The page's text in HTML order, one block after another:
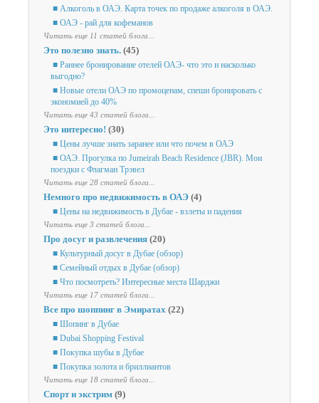
■ Алкоголь в ОАЭ. Карта точек по продаже алкоголя в ОАЭ.
■ ОАЭ - рай для кофеманов
Читать еще 11 статей блога...
Это полезно знать. (45)
■ Раннее бронирование отелей ОАЭ- что это и насколько
выгодно?
■ Новые отели ОАЭ по промоценам, спеши бронировать с
экономией до 40%
Читать еще 43 статей блога...
Это интересно! (30)
■ Цены лучше знать заранее или что почем в ОАЭ
■ ОАЭ. Прогулка по Jumeirah Beach Residence (JBR). Мои
поездки с Флагман Трэвел
Читать еще 28 статей блога...
Немного про недвижимость в ОАЭ (4)
■ Цены на недвижимость в Дубае - взлеты и падения
Читать еще 3 статей блога...
Про досуг и развлечения (20)
■ Культурный досуг в Дубае (обзор)
■ Семейный отдых в Дубае (обзор)
■ Что посмотреть? Интересные места Шарджи
Читать еще 17 статей блога...
Все про шоппинг в Эмиратах (22)
■ Шопинг в Дубае
■ Dubai Shopping Festival
■ Покупка шубы в Дубае
■ Покупка золота и бриллиантов
Читать еще 18 статей блога...
Спорт и экстрим (9)